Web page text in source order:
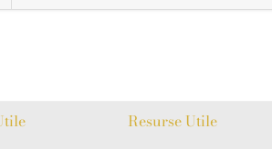
Resurse Utile